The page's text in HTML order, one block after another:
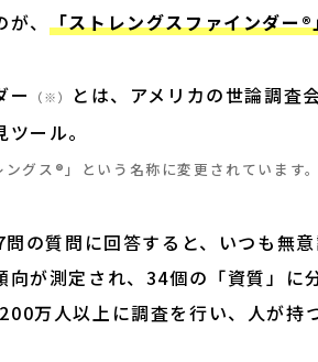
、 「ストレングスファインダー
ー （※）
とは、アメリカの世論調査
グス®」という名称に変更されています。
の質問に回答すると、いつも無
向が測定され、34個の「資質」に
万人以上に調査を行い、人が持